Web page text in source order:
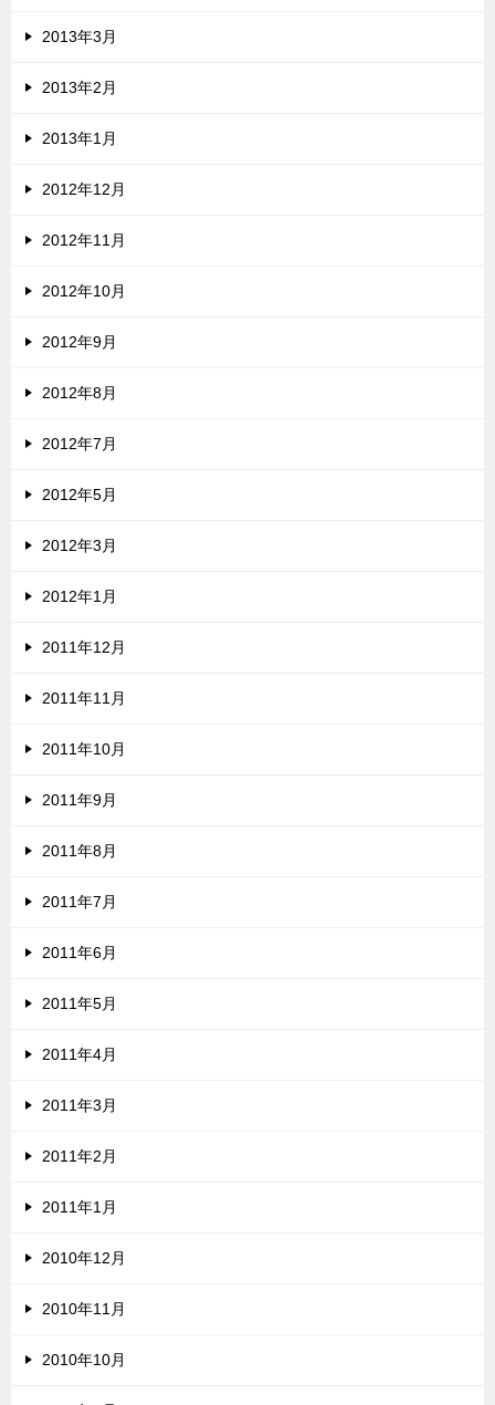
2013年3月
2013年2月
2013年1月
2012年12月
2012年11月
2012年10月
2012年9月
2012年8月
2012年7月
2012年5月
2012年3月
2012年1月
2011年12月
2011年11月
2011年10月
2011年9月
2011年8月
2011年7月
2011年6月
2011年5月
2011年4月
2011年3月
2011年2月
2011年1月
2010年12月
2010年11月
2010年10月